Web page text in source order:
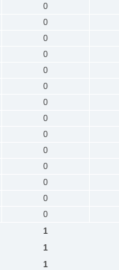
0
0
0
0
0
0
0
0
0
0
0
0
0
0
1
1
1